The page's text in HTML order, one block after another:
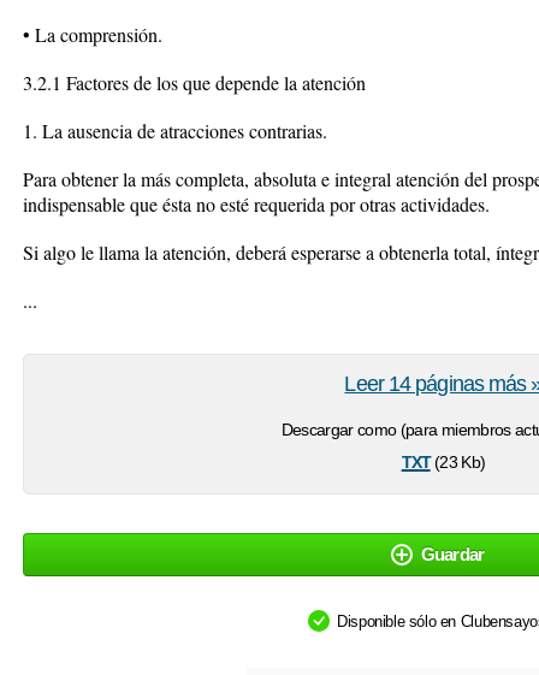
• La comprensión.
3.2.1 Factores de los que depende la atención
1. La ausencia de atracciones contrarias.
Para obtener la más completa, absoluta e integral atención del
indispensable que ésta no esté requerida por otras actividades.
Si algo le llama la atención, deberá esperarse a obtenerla total,
...
Descargar como (para miembros
txt(23 Kb)
Leer 14 páginas más
Guardar
Disponible sólo en